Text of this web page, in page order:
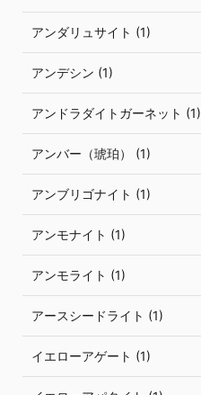
アンダリュサイト (1)
アンデシン (1)
アンドラダイトガーネット (1)
アンバー（琥珀） (1)
アンブリゴナイト (1)
アンモナイト (1)
アンモライト (1)
アースシードライト (1)
イエローアゲート (1)